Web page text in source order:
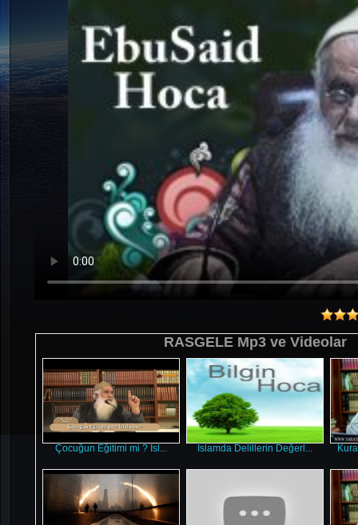
RASGELE Mp3 ve Videolar
Çocuğun Eğitimi mi ? Isl... İslamda Delillerin Değerl...